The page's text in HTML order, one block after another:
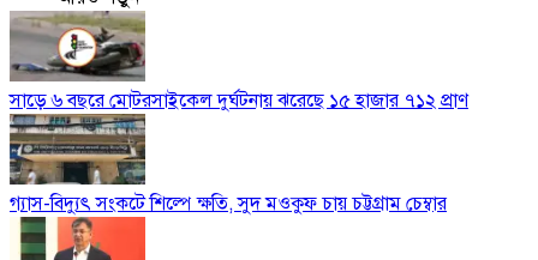
সাড়ে ৬ বছরে মোটরসাইকেল দুর্ঘটনায় ঝরেছে ১৫ হাজার ৭১২ প্রাণ
গ্যাস-বিদ্যুৎ সংকটে শিল্পে ক্ষতি, সুদ মওকুফ চায় চট্টগ্রাম চেম্বার